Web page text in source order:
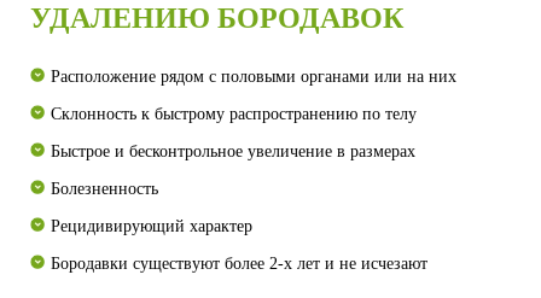
УДАЛЕНИЮ БОРОДАВОК
Расположение рядом с половыми органами или на них
Склонность к быстрому распространению по телу
Быстрое и бесконтрольное увеличение в размерах
Болезненность
Рецидивирующий характер
Бородавки существуют более 2-х лет и не исчезают